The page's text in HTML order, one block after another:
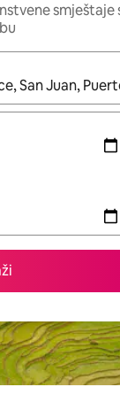
smještaje
moći ćete ih